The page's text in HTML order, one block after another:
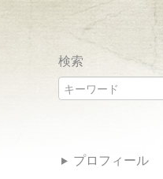
検索
プロフィール